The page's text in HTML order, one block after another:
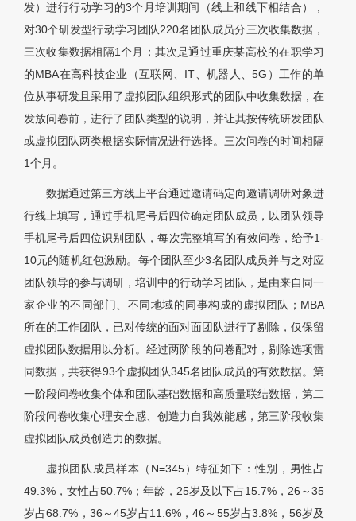
发）进行行动学习的3个月培训期间（线上和线下相结合），
对30个研发型行动学习团队220名团队成员分三次收集数据，
三次收集数据相隔1个月；其次是通过重庆某高校的在职学习
的MBA在高科技企业（互联网、IT、机器人、5G）工作的单
位从事研发且采用了虚拟团队组织形式的团队中收集数据，在
发放问卷前，进行了团队类型的说明，并让其按传统研发团队
或虚拟团队两类根据实际情况进行选择。三次问卷的时间相隔
1个月。
数据通过第三方线上平台通过邀请码定向邀请调研对象进
行线上填写，通过手机尾号后四位确定团队成员，以团队领导
手机尾号后四位识别团队，每次完整填写的有效问卷，给予1-
10元的随机红包激励。每个团队至少3名团队成员并与之对应
团队领导的参与调研，培训中的行动学习团队，是由来自同一
家企业的不同部门、不同地域的同事构成的虚拟团队；MBA
所在的工作团队，已对传统的面对面团队进行了剔除，仅保留
虚拟团队数据用以分析。经过两阶段的问卷配对，剔除选项雷
同数据，共获得93个虚拟团队345名团队成员的有效数据。第
一阶段问卷收集个体和团队基础数据和高质量联结数据，第二
阶段问卷收集心理安全感、创造力自我效能感，第三阶段收集
虚拟团队成员创造力的数据。
虚拟团队成员样本（N=345）特征如下：性别，男性占
49.3%，女性占50.7%；年龄，25岁及以下占15.7%，26～35
岁占68.7%，36～45岁占11.6%，46～55岁占3.8%，56岁及